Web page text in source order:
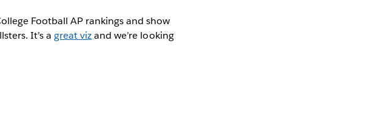
Football AP rankings and show
It’s agreat vizand we’re looking